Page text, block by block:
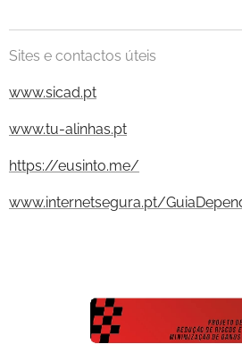
Sites e contactos úteis
www.sicad.pt
www.tu-alinhas.pt
https://eusinto.me/
www.internetsegura.pt/